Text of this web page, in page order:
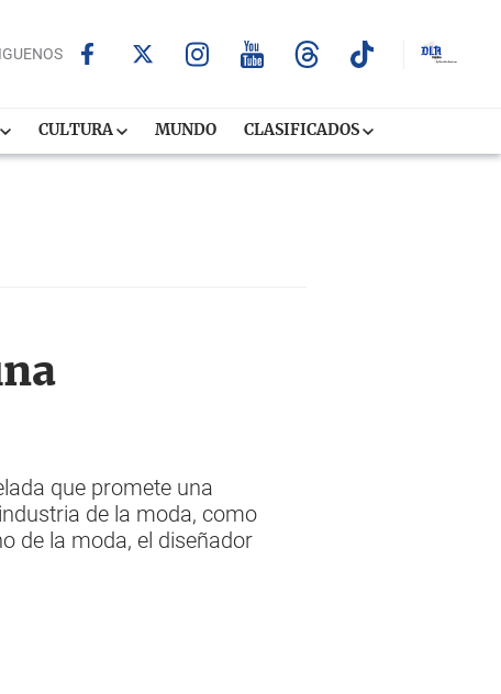
CULTURA MUNDO CLASIFICADOS
que promete una
de la moda, como
de la moda, el diseñador